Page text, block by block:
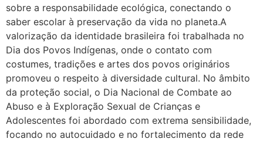
sobre a responsabilidade ecológica, conectando o
saber escolar à preservação da vida no planeta.A
valorização da identidade brasileira foi trabalhada no
Dia dos Povos Indígenas, onde o contato com
costumes, tradições e artes dos povos originários
promoveu o respeito à diversidade cultural. No âmbito
da proteção social, o Dia Nacional de Combate ao
Abuso e à Exploração Sexual de Crianças e
Adolescentes foi abordado com extrema sensibilidade,
focando no autocuidado e no fortalecimento da rede